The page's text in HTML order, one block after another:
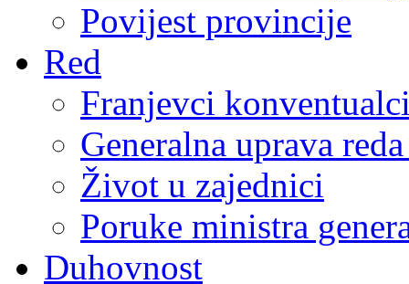
Povijest provincije
Red
Franjevci
Generalna uprava
Život u zajednici
Poruke ministra
Duhovnost